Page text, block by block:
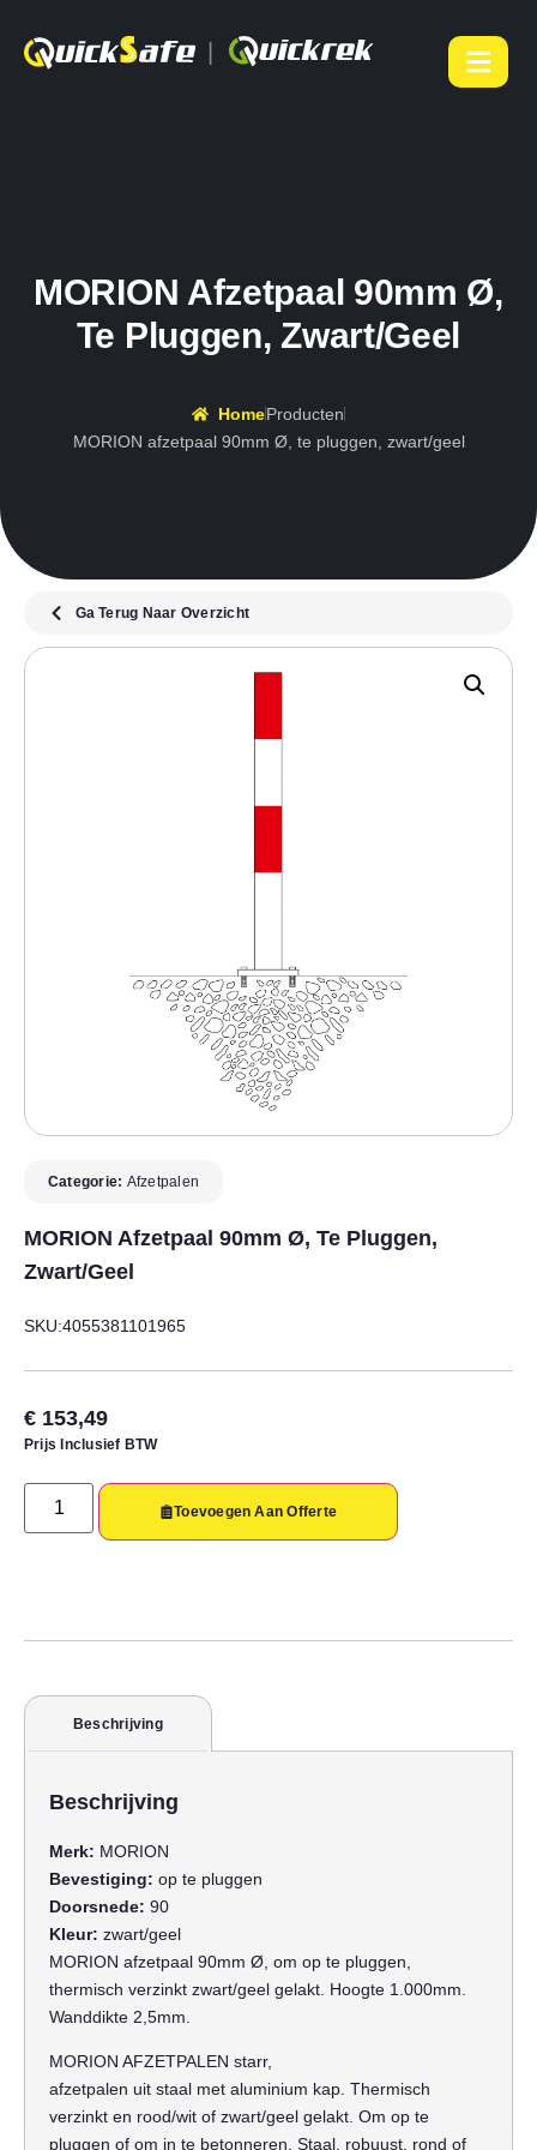
MORION Afzetpaal 90mm Ø,
Te Pluggen, Zwart/geel
HomeProducten
MORION afzetpaal 90mm Ø, te pluggen, zwart/geel
Ga Terug Naar Overzicht
Categorie: Afzetpalen
MORION Afzetpaal 90mm Ø, Te Pluggen,
Zwart/geel
SKU:4055381101965
€ 153,49
Prijs Inclusief BTW
Toevoegen Aan Offerte
Beschrijving
Beschrijving
Merk: MORION
Bevestiging: op te pluggen
Doorsnede: 90
Kleur: zwart/geel
MORION afzetpaal 90mm Ø, om op te pluggen,
thermisch verzinkt zwart/geel gelakt. Hoogte 1.000mm.
Wanddikte 2,5mm.
MORION AFZETPALEN starr,
afzetpalen uit staal met aluminium kap. Thermisch
verzinkt en rood/wit of zwart/geel gelakt. Om op te
pluggen of om in te betonneren. Staal, robuust, rond of